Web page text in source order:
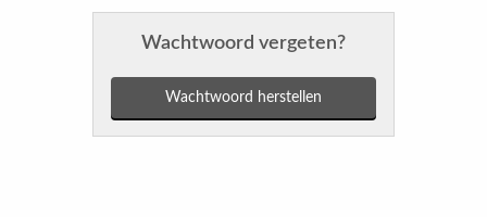
Wachtwoord vergeten?
Wachtwoord herstellen